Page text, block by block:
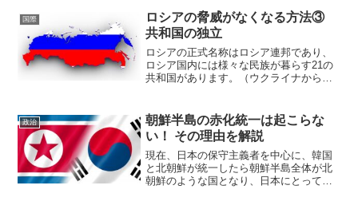
した。韓国の半導体メーカーは中国寄り
で、アメリカ寄りの日本...
国際
ロシアの脅威がなくなる方法③
共和国の独立
ロシアの正式名称はロシア連邦であり、
ロシア国内には様々な民族が暮らす21の
共和国があります。（ウクライナから不
は、名前を知っている人も多いことでし
ょう。その共和国の1つ...
政治
朝鮮半島の赤化統一は起こらな
い！ その理由を解説
現在、日本の保守主義者を中心に、韓国
と北朝鮮が統一したら朝鮮半島全体が北
朝鮮のような国となり、日本にとって危